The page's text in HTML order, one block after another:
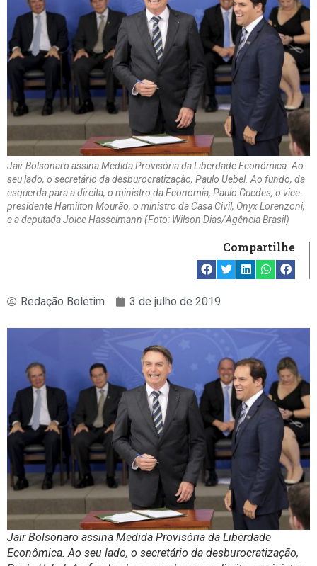
Jair Bolsonaro assina Medida Provisória da Liberdade Econômica. Ao
seu lado, o secretário da desburocratização, Paulo Uebel. Ao fundo, da
esquerda para a direita, o ministro da Economia, Paulo Guedes, o vice-
presidente Hamilton Mourão, o ministro da Casa Civil, Onyx Lorenzoni,
e a deputada Joice Hasselmann (Foto: Wilson Dias/Agência Brasil)
Compartilhe
Redação Boletim 3 de julho de 2019
Jair Bolsonaro assina Medida Provisória da Liberdade
Econômica. Ao seu lado, o secretário da desburocratização,